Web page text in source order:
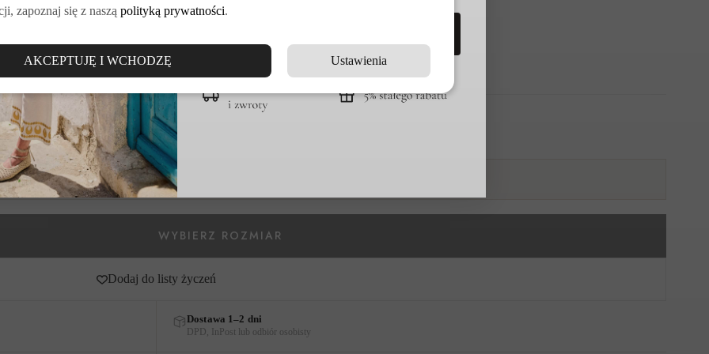
rozmiaru.
Dodaj do listy życzeń
Dostawa 1–2 dni
DPD, InPost lub odbiór osobisty
zapoznaj się z naszą polityką prywatności.
AKCEPTUJĘ I WCHODZĘ Ustawienia